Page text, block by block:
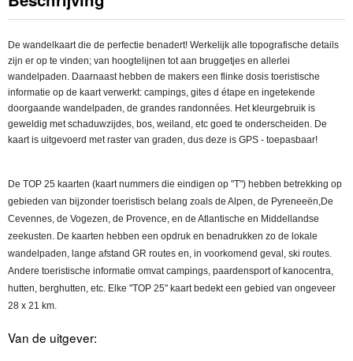
De wandelkaart die de perfectie benadert! Werkelijk alle topografische details
zijn er op te vinden; van hoogtelijnen tot aan bruggetjes en allerlei
wandelpaden. Daarnaast hebben de makers een flinke dosis toeristische
informatie op de kaart verwerkt: campings, gites d étape en ingetekende
doorgaande wandelpaden, de grandes randonnées. Het kleurgebruik is
geweldig met schaduwzijdes, bos, weiland, etc goed te onderscheiden. De
kaart is uitgevoerd met raster van graden, dus deze is GPS - toepasbaar!
De TOP 25 kaarten (kaart nummers die eindigen op "T") hebben betrekking op
gebieden van bijzonder toeristisch belang zoals de Alpen, de Pyreneeën,De
Cevennes, de Vogezen, de Provence, en de Atlantische en Middellandse
zeekusten. De kaarten hebben een opdruk en benadrukken zo de lokale
wandelpaden, lange afstand GR routes en, in voorkomend geval, ski routes.
Andere toeristische informatie omvat campings, paardensport of kanocentra,
hutten, berghutten, etc. Elke "TOP 25" kaart bedekt een gebied van ongeveer
28 x 21 km.
Van de uitgever: